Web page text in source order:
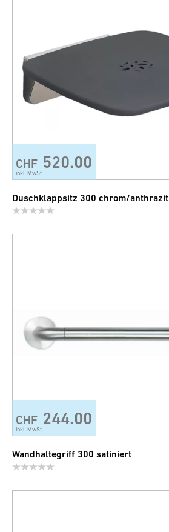
CHF 520.00
inkl. MwSt.
Duschklappsitz 300 chrom/anthrazit
CHF 244.00
inkl. MwSt.
Wandhaltegriff 300 satiniert